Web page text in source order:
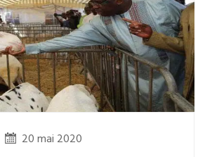
20 mai 2020